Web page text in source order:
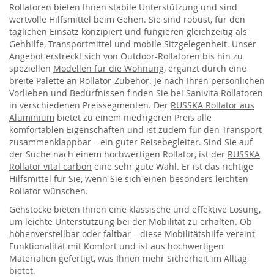
Rollatoren bieten Ihnen stabile Unterstützung und sind
wertvolle Hilfsmittel beim Gehen. Sie sind robust, für den
täglichen Einsatz konzipiert und fungieren gleichzeitig als
Gehhilfe, Transportmittel und mobile Sitzgelegenheit. Unser
Angebot erstreckt sich von Outdoor-Rollatoren bis hin zu
speziellen Modellen für die Wohnung, ergänzt durch eine
breite Palette an Rollator-Zubehör. Je nach Ihren persönlichen
Vorlieben und Bedürfnissen finden Sie bei Sanivita Rollatoren
in verschiedenen Preissegmenten. Der RUSSKA Rollator aus
Aluminium bietet zu einem niedrigeren Preis alle
komfortablen Eigenschaften und ist zudem für den Transport
zusammenklappbar – ein guter Reisebegleiter. Sind Sie auf
der Suche nach einem hochwertigen Rollator, ist der RUSSKA
Rollator vital carbon eine sehr gute Wahl. Er ist das richtige
Hilfsmittel für Sie, wenn Sie sich einen besonders leichten
Rollator wünschen.
Gehstöcke bieten Ihnen eine klassische und effektive Lösung,
um leichte Unterstützung bei der Mobilität zu erhalten. Ob
höhenverstellbar oder faltbar – diese Mobilitätshilfe vereint
Funktionalität mit Komfort und ist aus hochwertigen
Materialien gefertigt, was Ihnen mehr Sicherheit im Alltag
bietet.